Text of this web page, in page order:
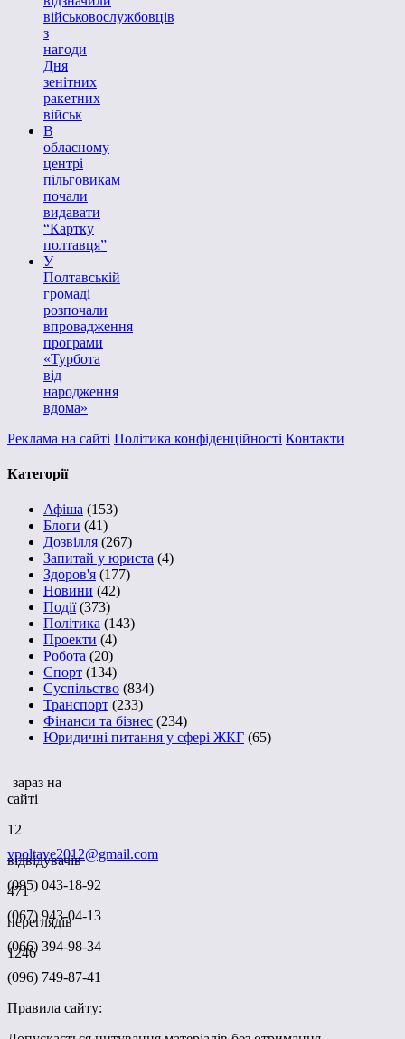
військовослужбовців
з
нагоди
Дня
зенітних
ракетних
військ
В
обласному
центрі
пільговикам
почали
видавати
“Картку
полтавця”
У
Полтавській
громаді
розпочали
впровадження
програми
«Турбота
від
народження
вдома»
Реклама на сайті Політика конфіденційності Контакти
Категорії
Афіша (153)
Блоги (41)
Дозвілля (267)
Запитай у юриста (4)
Здоров'я (177)
Новини (42)
Події(373)
Політика (143)
Проекти (4)
Робота (20)
Спорт (134)
Суспільство (834)
Транспорт (233)
Фінанси та бізнес (234)
Юридичні питання у сфері ЖКГ (65)
зараз на
сайті
12
відвідувачів
471
переглядів
1246
vpoltave2012@gmail.com
(095) 043-18-92
(067) 943-04-13
(066) 394-98-34
(096) 749-87-41
Правила сайту: